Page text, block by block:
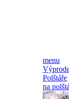
menu
Polštáře
na